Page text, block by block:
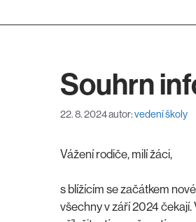
Souhrn
22. 8. 2024autor:vedení školy
Vážení rodiče, milí žáci,
s blížícím se začátkem
všechny v září 2024